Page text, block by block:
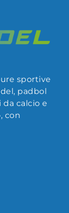
sportive
padbol
da calcio e
con